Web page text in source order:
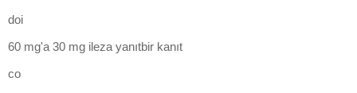
doi
60 mg'a 30 mg ileza yanıtbir kanıt
co